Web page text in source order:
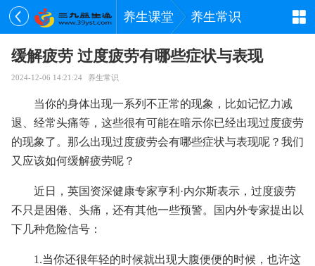
养生课堂 养生常识
缓解疲劳 过度疲劳有哪些症状与表现
2024-12-06 14:21:24 养生常识
当你的身体出现一系列不正常的现象，比如记忆力减
退、经常头痛等，这些很有可能在暗示你已经出现过度疲劳
的现象了。那么出现过度疲劳会有哪些症状与表现呢？我们
又应该如何缓解疲劳呢？
近日，英国资深健康专家亨利·内尔斯表示，过度疲劳
不只是困倦、头痛，还有其他一些预警。国内外专家提出以
下几种危险信号：
1.当你还很年轻的时候就出现大腹便便的时候，也许这